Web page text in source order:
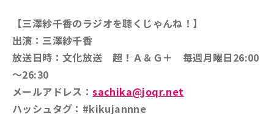
【三澤紗千香のラジオを聴くじゃんね！】
出演：三澤紗千香
放送日時：文化放送 超！Ａ＆Ｇ＋ 毎週月曜日26:00
～26:30
メールアドレス：sachika@joqr.net
ハッシュタグ：#kikujannne